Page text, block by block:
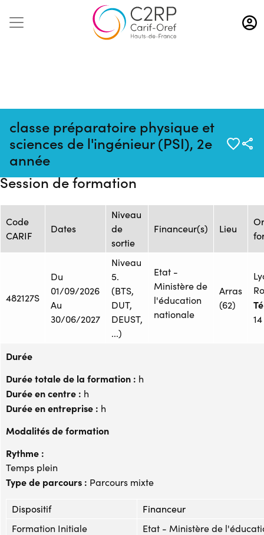
Aller
au
contenu
classe préparatoire physique et
sciences de l'ingénieur (PSI), 2e
année
Mise à jour :
06/08/2026
Formation :
ONISEP_FOR.2752_AF.52870
Flux
Session de formation
Code
CARIF
Dates
Niveau
de
sortie
Financeur(s) Lieu
482127S
Du
01/09/2026
Au
30/06/2027
Niveau
5.
(BTS,
DUT,
DEUST,
...)
Etat -
Ministère de
l'éducation
nationale
Arras
(62)
Durée
Durée totale de la formation : h
Durée en centre : h
Durée en entreprise : h
Modalités de formation
Rythme :
Temps plein
Type de parcours : Parcours mixte
Dispositif
Financeur
Formation Initiale
Etat - Ministère de